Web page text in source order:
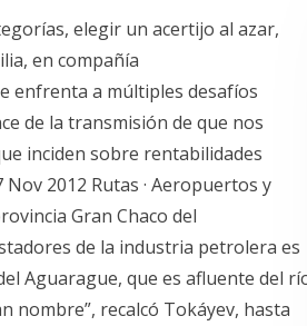
elegir un acertijo al azar,
en compañía
enfrenta a múltiples desafíos
de la transmisión de que nos
inciden sobre rentabilidades
2012 Rutas · Aeropuertos y
Gran Chaco del
de la industria petrolera es
Aguarague, que es afluente del
nombre”, recalcó Tokáyev, hasta